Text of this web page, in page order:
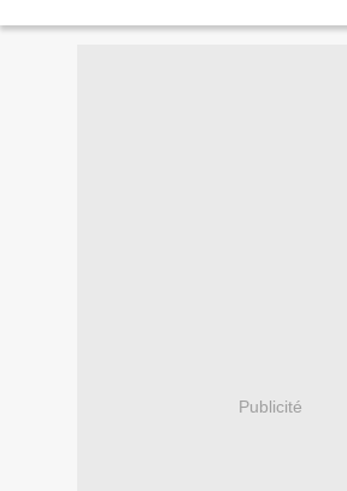
Publicité